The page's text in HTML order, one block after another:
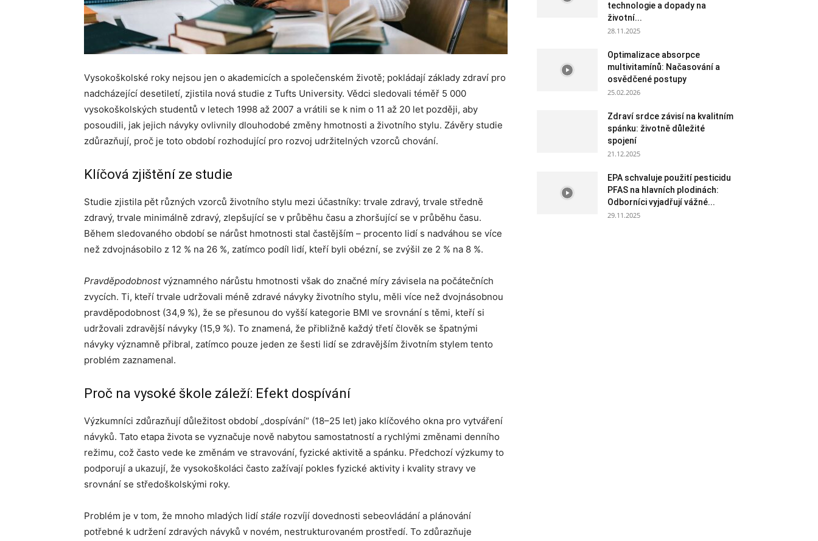
Vysokoškolské roky nejsou jen o akademicích a společenském životě; pokládají základy zdraví pro
nadcházející desetiletí, zjistila nová studie z Tufts University. Vědci sledovali téměř 5 000
vysokoškolských studentů v letech 1998 až 2007 a vrátili se k nim o 11 až 20 let později, aby
posoudili, jak jejich návyky ovlivnily dlouhodobé změny hmotnosti a životního stylu. Závěry studie
zdůrazňují, proč je toto období rozhodující pro rozvoj udržitelných vzorců chování.
Klíčová zjištění ze studie
Studie zjistila pět různých vzorců životního stylu mezi účastníky: trvale zdravý, trvale středně
zdravý, trvale minimálně zdravý, zlepšující se v průběhu času a zhoršující se v průběhu času.
Během sledovaného období se nárůst hmotnosti stal častějším – procento lidí s nadváhou se více
než zdvojnásobilo z 12 % na 26 %, zatímco podíl lidí, kteří byli obézní, se zvýšil ze 2 % na 8 %.
Pravděpodobnostvýznamného nárůstu hmotnosti však do značné míry závisela na počátečních
zvycích. Ti, kteří trvale udržovali méně zdravé návyky životního stylu, měli více než dvojnásobnou
pravděpodobnost (34,9 %), že se přesunou do vyšší kategorie BMI ve srovnání s těmi, kteří si
udržovali zdravější návyky (15,9 %). To znamená, že přibližně každý třetí člověk se špatnými
návyky významně přibral, zatímco pouze jeden ze šesti lidí se zdravějším životním stylem tento
problém zaznamenal.
Proč na vysoké škole záleží: Efekt dospívání
Výzkumníci zdůrazňují důležitost období „dospívání“ (18–25 let) jako klíčového okna pro vytváření
návyků. Tato etapa života se vyznačuje nově nabytou samostatností a rychlými změnami denního
režimu, což často vede ke změnám ve stravování, fyzické aktivitě a spánku. Předchozí výzkumy to
podporují a ukazují, že vysokoškoláci často zažívají pokles fyzické aktivity i kvality stravy ve
srovnání se středoškolskými roky.
Problém je v tom, že mnoho mladých lidí stále rozvíjí dovednosti sebeovládání a plánování
potřebné k udržení zdravých návyků v novém, nestrukturovaném prostředí. To zdůrazňuje
technologie a dopady na
životní...
28.11.2025
Optimalizace absorpce
multivitamínů: Načasování a
osvědčené postupy
25.02.2026
Zdraví srdce závisí na kvalitním
spánku: životně důležité
spojení
21.12.2025
EPA schvaluje použití pesticidu
PFAS na hlavních plodinách:
Odborníci vyjadřují vážné...
29.11.2025